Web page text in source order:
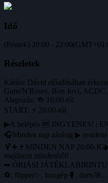
Idő
(Péntek) 20:00 - 22:00
Részletek
Kárász Dávid előadásában
Guns'N'Roses, Bon Jovi, ACDC,
Alapozás: 🍻 16:00-tól
START: ⚡ 20:00-tól
▶A belépés 🆓 INGYENES! |
🎧Minden nap zárásig ▶
🍹➕🍷MINDEN NAP 20:00-
majdnem mindenből!
➡ ÓRIÁSI
⚽️, flipper✨, boxgép🥊, darts🎯,